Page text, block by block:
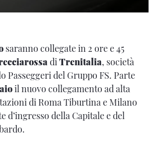
saranno collegate in 2 ore e 45
diTrenitalia, società
Passeggeri del Gruppo FS. Parte
il nuovo collegamento ad alta
di Roma Tiburtina e Milano
d’ingresso della Capitale e del